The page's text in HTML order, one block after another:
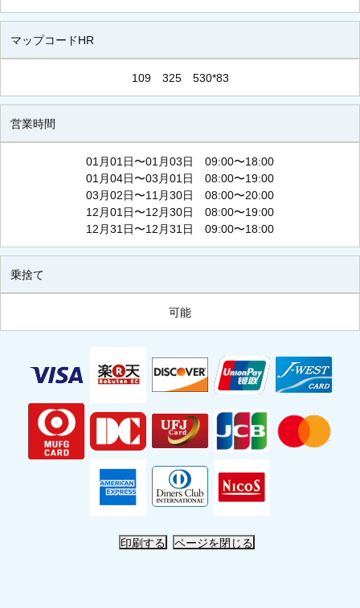
マップコードHR
109 325 530*83
営業時間
01月01日〜01月03日 09:00〜18:00
01月04日〜03月01日 08:00〜19:00
03月02日〜11月30日 08:00〜20:00
12月01日〜12月30日 08:00〜19:00
12月31日〜12月31日 09:00〜18:00
乗捨て
可能